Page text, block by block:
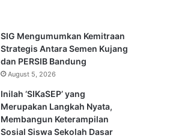
SIG Mengumumkan Kemitraan
Strategis Antara Semen Kujang
dan PERSIB Bandung
August 5, 2026
Inilah ‘SIKaSEP’ yang
Merupakan Langkah Nyata,
Membangun Keterampilan
Sosial Siswa Sekolah Dasar